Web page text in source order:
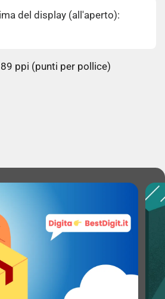
del display (all'aperto):
ppi (punti per pollice)
processore: 8
turbo massima: 2,4
2 GHz